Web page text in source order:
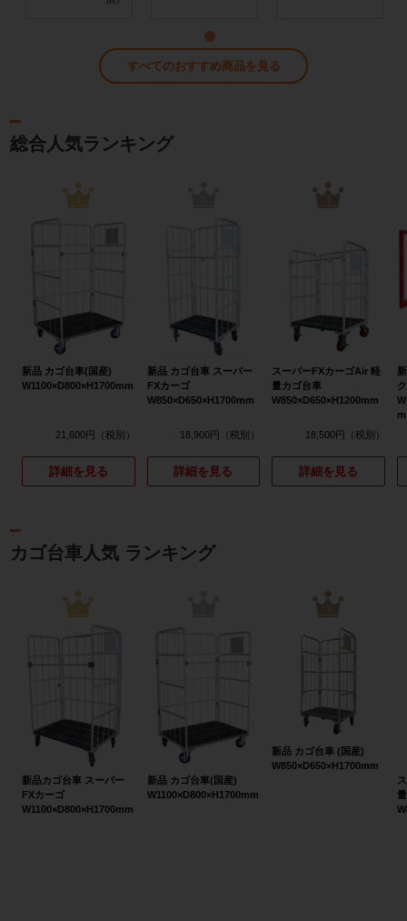
すべてのおすすめ商品を見る
総合人気ランキング
1
新品 カゴ台車(国産)
W1100×D800×H1700mm
21,600円
詳細を見る
新品 カゴ台車 スーパー
FXカーゴ
W850×D650×H1700mm
18,900円
詳細を見る
スーパーFXカーゴAir 軽
量カゴ台車
W850×D650×H1200mm
18,500円
詳細を見る
カゴ台車人気 ランキング
1
新品カゴ台車 スーパー
FXカーゴ
W1100×D800×H1700mm
新品 カゴ台車(国産)
W1100×D800×H1700mm
新品 カゴ台車 (国産)
W850×D650×H1700mm